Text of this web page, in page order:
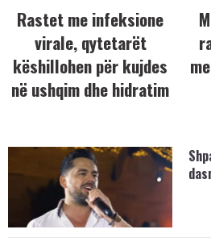
Rastet me infeksione
virale, qytetarët
këshillohen për kujdes
në ushqim dhe hidratim